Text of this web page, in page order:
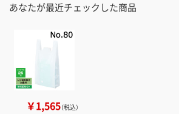
あなたが最近チェックした商品
￥1,565（税込）